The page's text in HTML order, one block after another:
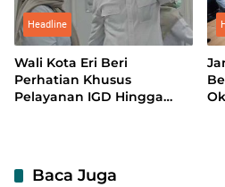
Headline
Wali Kota Eri Beri
Perhatian Khusus
Pelayanan IGD Hingga
Baca Juga